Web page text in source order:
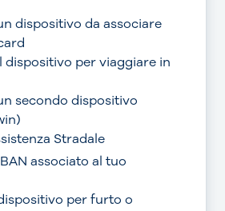
dispositivo da associare
dispositivo per viaggiare in
secondo dispositivo
Stradale
associato al tuo
per furto o